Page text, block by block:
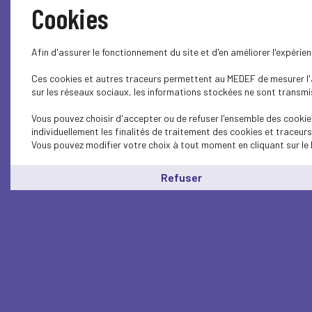
Cookies
Afin d'assurer le fonctionnement du site et d'en améliorer
Ces cookies et autres traceurs permettent au MEDEF de
sur les réseaux sociaux, les informations stockées ne sont
Vous pouvez choisir d'accepter ou de refuser l'ensemble des
individuellement les finalités de traitement des cookies et
Vous pouvez modifier votre choix à tout moment en cliquant sur le
Refuser